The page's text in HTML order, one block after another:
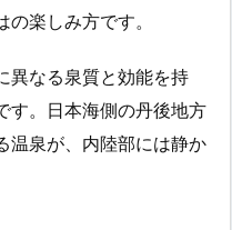
楽しみ方です。
異なる泉質と効能を持
す。日本海側の丹後地方
温泉が、内陸部には静か